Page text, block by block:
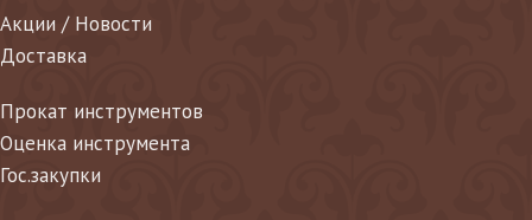
Акции / Новости
Доставка
Прокат инструментов
Оценка инструмента
Гос.закупки